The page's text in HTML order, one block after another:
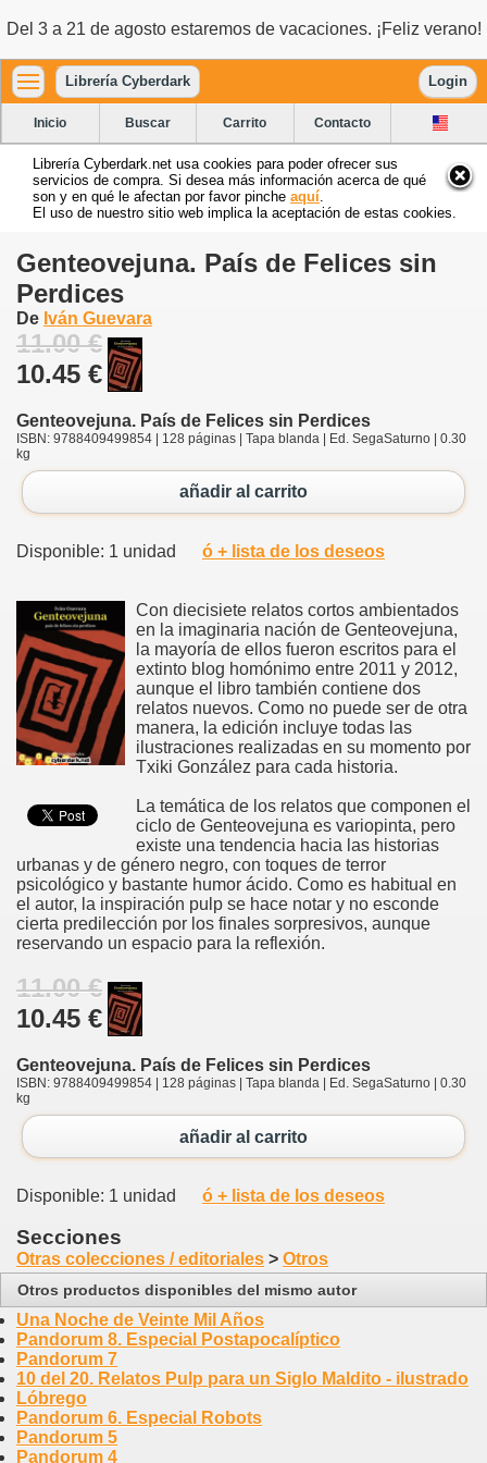
Del 3 a 21 de agosto estaremos de vacaciones. ¡Feliz verano!
Librería Cyberdark Login
Inicio Buscar Carrito Contacto
Librería Cyberdark.net usa cookies para poder ofrecer sus
servicios de compra. Si desea más información acerca de qué
son y en qué le afectan por favor pinche aquí
El uso de nuestro sitio web implica la aceptación de estas cookies.
Genteovejuna. País de Felices sin
Perdices
De Iván Guevara
11.00 €
10.45 €
Genteovejuna. País de Felices sin Perdices
ISBN: 9788409499854 | 128 páginas | Tapa blanda | Ed. SegaSaturno | 0.30
kg
añadir al carrito
Disponible: 1 unidad ó + lista de los deseos
Con diecisiete relatos cortos ambientados
en la imaginaria nación de Genteovejuna,
la mayoría de ellos fueron escritos para el
extinto blog homónimo entre 2011 y 2012,
aunque el libro también contiene dos
relatos nuevos. Como no puede ser de otra
manera, la edición incluye todas las
ilustraciones realizadas en su momento por
Txiki González para cada historia.
La temática de los relatos que componen el
ciclo de Genteovejuna es variopinta, pero
existe una tendencia hacia las historias
urbanas y de género negro, con toques de terror
psicológico y bastante humor ácido. Como es habitual en
el autor, la inspiración pulp se hace notar y no esconde
cierta predilección por los finales sorpresivos, aunque
reservando un espacio para la reflexión.
11.00 €
10.45 €
Genteovejuna. País de Felices sin Perdices
ISBN: 9788409499854 | 128 páginas | Tapa blanda | Ed. SegaSaturno | 0.30
kg
añadir al carrito
Disponible: 1 unidad ó + lista de los deseos
Secciones
Otras colecciones / editoriales > Otros
Otros productos disponibles del mismo autor
Una Noche de Veinte Mil Años
Pandorum 8. Especial Postapocalíptico
Pandorum 7
10 del 20. Relatos Pulp para un Siglo Maldito - ilustrado
Lóbrego
Pandorum 6. Especial Robots
Pandorum 5
Pandorum 4